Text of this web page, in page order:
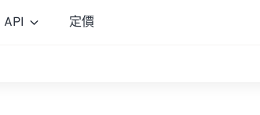
API 定價